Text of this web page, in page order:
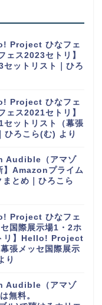
Project ひなフェ
ェス2023セトリ】
ットリスト｜ひろ
Project ひなフェ
ェス2021セトリ】
ットリスト（幕張
ひろこら(む) より
Audible（アマゾ
】Amazonプライム
とめ｜ひろこら
Project ひなフェ
国際展示場1・2ホ
リ】Hello! Project
張メッセ国際展示
り
Audible（アマゾ
無料。